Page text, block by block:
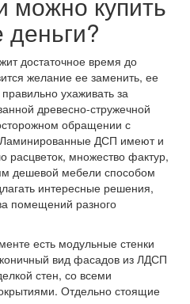
достаточное время до
желание ее заменить, ее
ухаживать за
древесно-стружечной
обращении с
ДСП имеют и
расцветок, множество фактур,
дешевой мебели способом
интересные решения,
помещений разного
есть модульные стенки
вид фасадов из ЛДСП
стен, со всеми
Отдельно стоящие